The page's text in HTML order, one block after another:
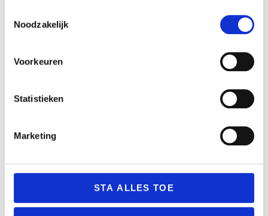
Noodzakelijk
Voorkeuren
Statistieken
Marketing
STA ALLES TOE